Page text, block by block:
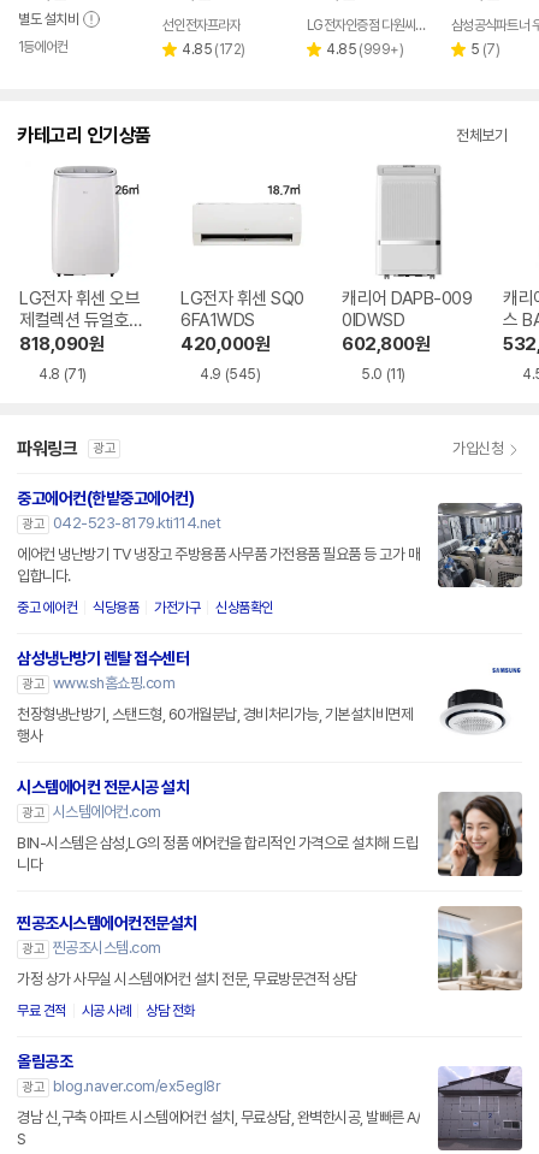
별도 설치비
1등에어컨
선인전자프라자
별 4.85 리
(172)
LG전자인증점 다원씨앤씨
별 4.85 리
(999+)
삼성공식파트너
별 5 리
(7)
카테고리 인기상품 전체보기
LG전자 휘센 오브
제컬렉션 듀얼호스
PQ08FDWBS
818,090원
4.8 (71)
LG전자 휘센 SQ0
6FA1WDS
420,000원
4.9 (545)
캐리어 DAPB-009
0IDWSD
602,800원
5.0 (11)
캐리
스
파워링크 광고 가입신청
중고에어컨(한밭중고에어컨)
광고
042-523-8179.kti114.net
에어컨 냉난방기 TV 냉장고 주방용품 사무품 가전용품 필요품 등 고가 매
입합니다.
중고 에어컨 식당용품 가전가구 신상품확인
삼성냉난방기 렌탈 접수센터
광고 www.sh홈쇼핑.com
천장형냉난방기, 스탠드형, 60개월분납, 경비처리가능, 기본설치비면제
행사
시스템에어컨 전문시공 설치
광고 시스템에어컨.com
BIN-시스템은 삼성,LG의 정품 에어컨을 합리적인 가격으로 설치해 드립
니다
찐공조시스템에어컨전문설치
광고 찐공조시스템.com
가정 상가 사무실 시스템에어컨 설치 전문, 무료방문견적 상담
무료 견적 시공 사례 상담 전화
올림공조
광고
blog.naver.com/ex5egl8r
경남 신,구축 아파트 시스템에어컨 설치, 무료상담, 완벽한시공, 발빠른 A/
S